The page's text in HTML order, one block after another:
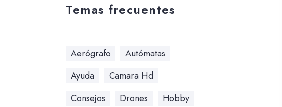
Temas frecuentes
Aerógrafo
Autómatas
Ayuda
Camara Hd
Consejos
Drones
Hobby